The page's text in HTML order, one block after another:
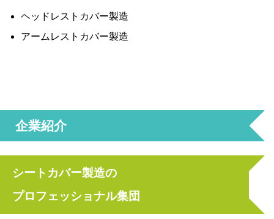
ヘッドレストカバー製造
アームレストカバー製造
企業紹介
シートカバー製造の
プロフェッショナル集団